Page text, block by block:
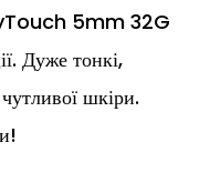
5mm 32G
Дуже тонкі,
шкіри.